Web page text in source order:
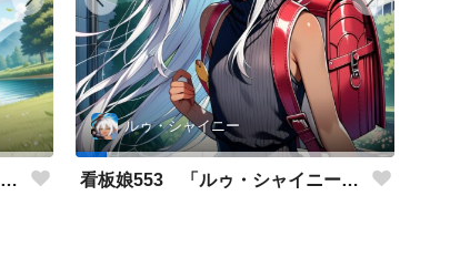
看板娘554 「竹田アニーのよもやま話」
ルゥ・シャイニー
看板娘553 「ルゥ・シャイニーのよもやま話」